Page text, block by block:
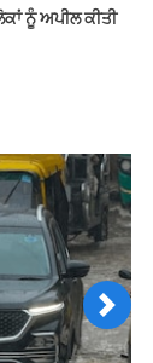
ਨੂੰ ਅਪੀਲ ਕੀਤੀ
Next